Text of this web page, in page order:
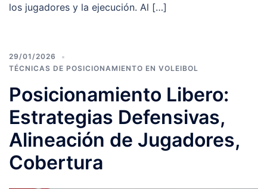
los jugadores y la ejecución. Al […]
29/01/2026
TÉCNICAS DE POSICIONAMIENTO EN VOLEIBOL
Posicionamiento Libero:
Estrategias Defensivas,
Alineación de Jugadores,
Cobertura